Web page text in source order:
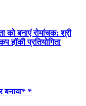
को बनाएं रोमांचक: श्री
हॉकी प्रतियोगिता
बनाया* *